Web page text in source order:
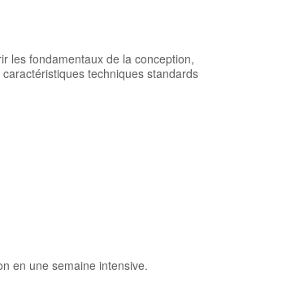
les fondamentaux de la conception,
techniques standards
en une semaine intensive.